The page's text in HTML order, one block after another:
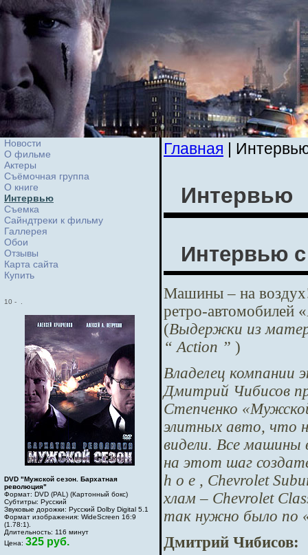
Новости
О фильме
Актеры
Съёмочная группа
О книге
Интервью
Cъемка
Сайндтреки к фильму
Галлерея
Обои
Отзывы
Карта сайта
Купить
10 -
DVD "Мужской сезон. Бархатная
революция"
Формат: DVD (PAL) (Картонный бокс)
Субтитры: Русский
Звуковые дорожки: Русский Dolby Digital 5.1
Формат изображения: WideScreen 16:9
(1.78:1).
Длительность: 116 минут
Цена: 325 руб.
Главная |
Интервью
Интервью
Машины – на
ретро-
(Выдержки из
“ Action ” )
Владелец компании
Дмитрий Чибисов
Степченко
элитных авто, что
видели. Все машины
на этот шаг
h о e , Chevrolet
хлам – Chevrolet
так нужно было по
Дмитрий Чибисов: